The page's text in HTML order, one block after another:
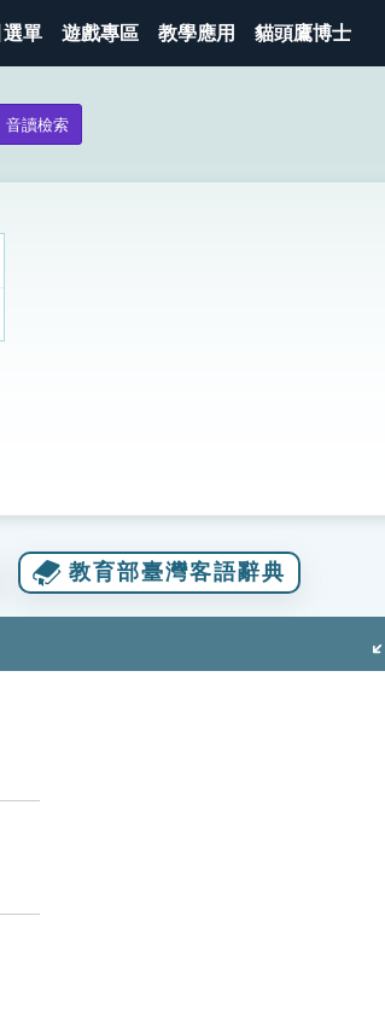
單 遊戲專區 教學應用 貓頭鷹博士
音讀檢索
教育部臺灣客語辭典